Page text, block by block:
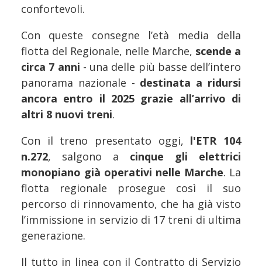
confortevoli.
Con queste consegne l’età media della
flotta del Regionale, nelle Marche, scende a
circa 7 anni - una delle più basse dell’intero
panorama nazionale - destinata a ridursi
ancora entro il 2025 grazie all’arrivo di
altri 8 nuovi treni.
Con il treno presentato oggi, l'ETR 104
n.272, salgono a cinque gli elettrici
monopiano già operativi nelle Marche. La
flotta regionale prosegue così il suo
percorso di rinnovamento, che ha già visto
l’immissione in servizio di 17 treni di ultima
generazione.
Il tutto in linea con il Contratto di Servizio